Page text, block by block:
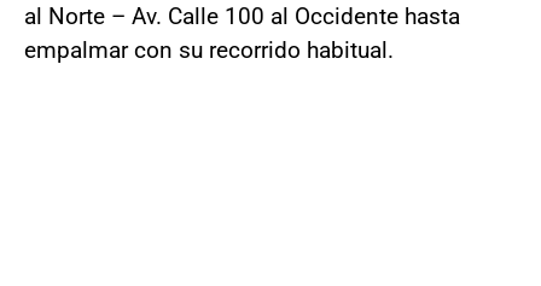
al Norte – Av. Calle 100 al Occidente hasta
empalmar con su recorrido habitual.